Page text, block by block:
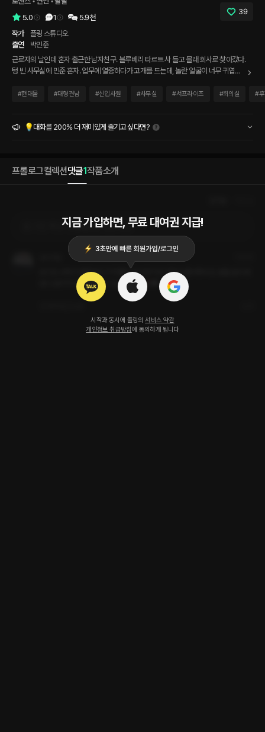
5.0
1 5.9천
39
작가
플링 스튜디오
출연
박민준
근로자의 날인데 혼자 출근한 남자친구. 블루베리 타르트 사 들고 몰래 회사로 찾아갔다.
텅 빈 사무실에 민준 혼자. 업무에 열중하다가 고개를 드는데, 놀란 얼굴이 너무 귀엽다.
#현대물 #대형견남 #신입사원 #사무실 #서프라이즈 #회의실 #
💡대화를 200% 더 재미있게 즐기고 싶다면?
프롤로그컬렉션댓글1작품소개
지금 가입하면, 무료 대여권 지급!
시작과 동시에 플링의 서비스 약관
개인정보 취급방침에 동의하게 됩니다
로그인 하고 댓글을 남겨보세요
오디오 4개 다 열었어요.이 작품의 원 성우이신 원희님 좋아하시는 분들 달리세
요!! 소장가치 충분 그 이상 입니다!! 🔥🎉♥️